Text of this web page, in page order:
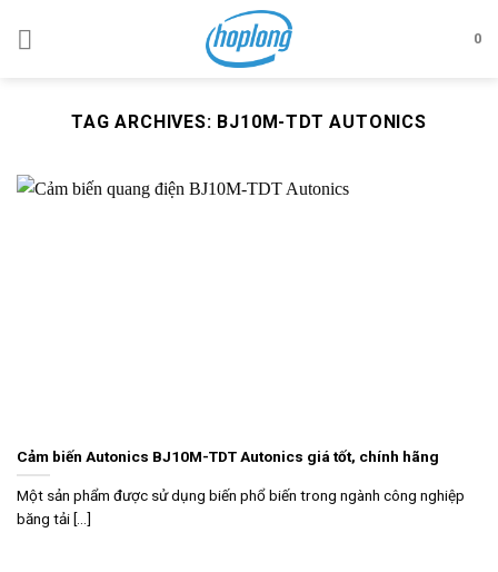
0
TAG ARCHIVES: BJ10M-TDT AUTONICS
Cảm biến Autonics BJ10M-TDT Autonics giá tốt, chính hãng
Một sản phẩm được sử dụng biến phổ biến trong ngành công nghiệp
băng tải [...]